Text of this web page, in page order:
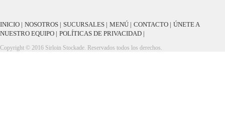
INICIO | NOSOTROS | SUCURSALES | MENÚ | CONTACTO | ÚNETE A
NUESTRO EQUIPO | POLÍTICAS DE PRIVACIDAD |
Copyright © 2016 Sirloin Stockade. Reservados todos los derechos.